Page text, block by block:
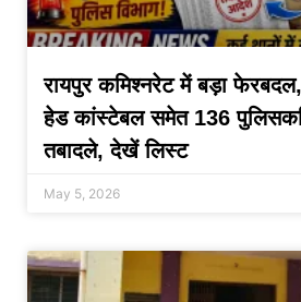
रायपुर कमिश्नरेट में बड़ा
हेड कांस्टेबल समेत 136
तबादले, देखें लिस्ट
May 5, 2026